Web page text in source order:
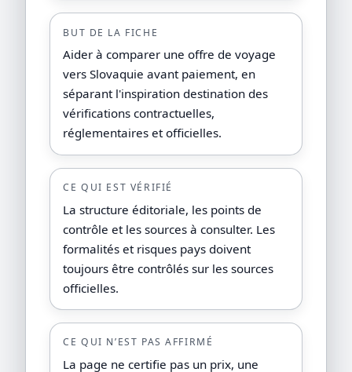
BUT DE LA FICHE
Aider à comparer une offre de voyage
vers Slovaquie avant paiement, en
séparant l'inspiration destination des
vérifications contractuelles,
réglementaires et officielles.
CE QUI EST VÉRIFIÉ
La structure éditoriale, les points de
contrôle et les sources à consulter. Les
formalités et risques pays doivent
toujours être contrôlés sur les sources
officielles.
CE QUI N’EST PAS AFFIRMÉ
La page ne certifie pas un prix, une